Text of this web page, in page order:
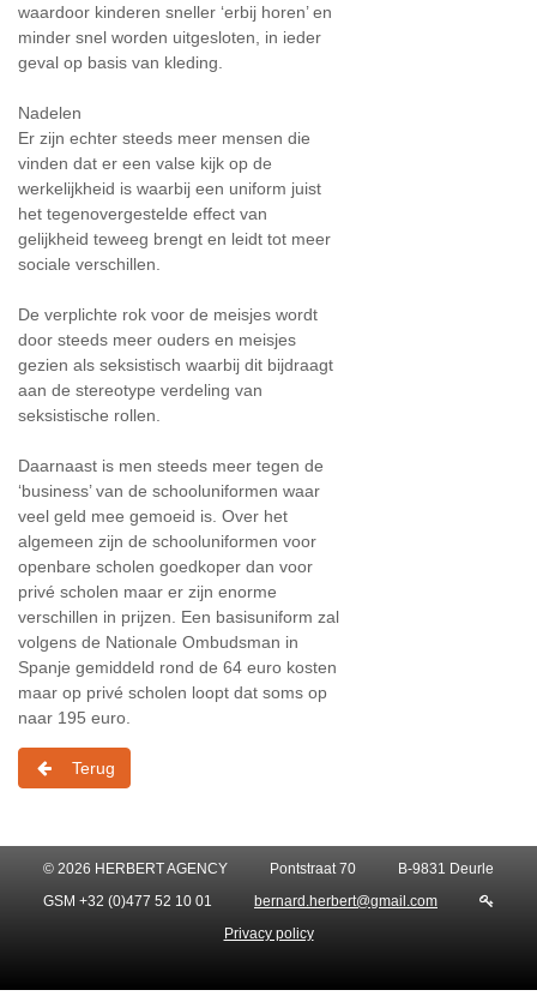
waardoor kinderen sneller ‘erbij horen’ en
minder snel worden uitgesloten, in ieder
geval op basis van kleding.
Nadelen
Er zijn echter steeds meer mensen die
vinden dat er een valse kijk op de
werkelijkheid is waarbij een uniform juist
het tegenovergestelde effect van
gelijkheid teweeg brengt en leidt tot meer
sociale verschillen.
De verplichte rok voor de meisjes wordt
door steeds meer ouders en meisjes
gezien als seksistisch waarbij dit bijdraagt
aan de stereotype verdeling van
seksistische rollen.
Daarnaast is men steeds meer tegen de
‘business’ van de schooluniformen waar
veel geld mee gemoeid is. Over het
algemeen zijn de schooluniformen voor
openbare scholen goedkoper dan voor
privé scholen maar er zijn enorme
verschillen in prijzen. Een basisuniform zal
volgens de Nationale Ombudsman in
Spanje gemiddeld rond de 64 euro kosten
maar op privé scholen loopt dat soms op
naar 195 euro.
Terug
© 2026 HERBERT AGENCY Pontstraat 70
B-9831 Deurle
GSM +32 (0)477 52 10 01
bernard.herbert@gmail.com
Privacy policy